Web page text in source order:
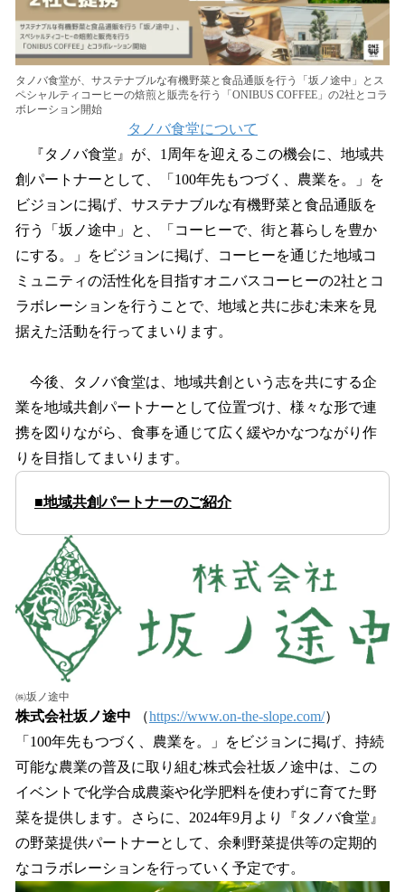
タノバ食堂が、サステナブルな有機野菜と食品通販を行う「坂ノ途中」とス
ペシャルティコーヒーの焙煎と販売を行う「ONIBUS COFFEE」の2社とコラ
ボレーション開始
タノバ食堂について
『タノバ食堂』が、1周年を迎えるこの機会に、地域共
創パートナーとして、「100年先もつづく、農業を。」を
ビジョンに掲げ、サステナブルな有機野菜と食品通販を
行う「坂ノ途中」と、「コーヒーで、街と暮らしを豊か
にする。」をビジョンに掲げ、コーヒーを通じた地域コ
ミュニティの活性化を目指すオニバスコーヒーの2社とコ
ラボレーションを行うことで、地域と共に歩む未来を見
据えた活動を行ってまいります。
今後、タノバ食堂は、地域共創という志を共にする企
業を地域共創パートナーとして位置づけ、様々な形で連
携を図りながら、食事を通じて広く緩やかなつながり作
りを目指してまいります。
■地域共創パートナーのご紹介
㈱坂ノ途中
株式会社坂ノ途中 （https://www.on-the-slope.com/）
「100年先もつづく、農業を。」をビジョンに掲げ、持続
可能な農業の普及に取り組む株式会社坂ノ途中は、この
イベントで化学合成農薬や化学肥料を使わずに育てた野
菜を提供します。さらに、2024年9月より『タノバ食堂』
の野菜提供パートナーとして、余剰野菜提供等の定期的
なコラボレーションを行っていく予定です。